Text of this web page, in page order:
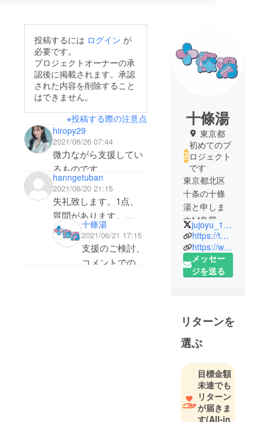
投稿するには ログイン が
必要です。
プロジェクトオーナーの承
認後に掲載されます。承認
された内容を削除すること
はできません。
※投稿する際の注意点
hiropy29
2021/06/26 07:44
微力ながら支援してい
るものです。
目標達成おめでとうご
ざいます。今更なが
ら。喫茶店でのメ
ニューに十條でも盛ん
なカレーをメニューに
どうかと思いまして。
hanngetuban
2021/06/20 21:15
失礼致します。1点、
質問があります。
リターン品のTシャツ
についてなのですが、
サイズの選択などは可
十條湯
2021/06/21 17:15
支援のご検討、
コメントでのお
十條湯
東京都
初めてのプ
ロジェクト
です
東京都北区
十条の十條
湯と申しま
す🦀良質な
地下水とサ
ウナが自慢❕
喫茶とコイ
ンランド
ドリップ
コーヒーと
湯上りのク
リームソー
ダがオスス
メです
埼京線十条
駅から十条
jujoyu_1010
https://twitter.com/jujoyu_1010?s=11
https://www.instagram.com/jujoyu_sento/
メッセー
ジを送る
リターンを
選ぶ
目標金額
未達でも
リターン
が届きま
す(All-in